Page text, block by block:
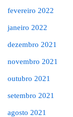
fevereiro 2022
janeiro 2022
dezembro 2021
novembro 2021
outubro 2021
setembro 2021
agosto 2021